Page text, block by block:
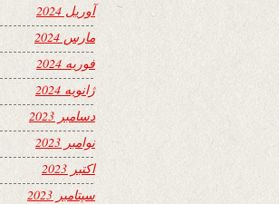
آوریل 2024
مارس 2024
فوریه 2024
ژانویه 2024
دسامبر 2023
نوامبر 2023
اکتبر 2023
سپتامبر 2023